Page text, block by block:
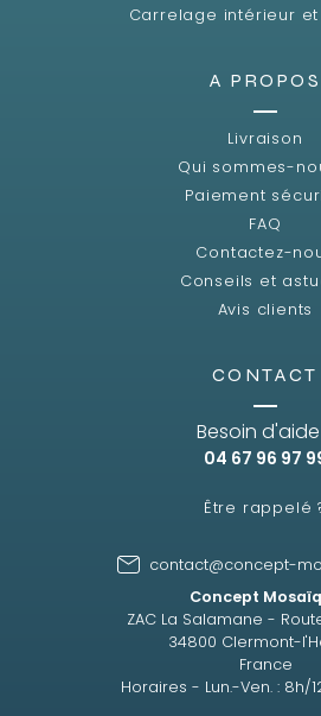
Carrelage intérieur
A PROPOS
Livraison
Qui sommes-
Paiement
FAQ
Contactez-
Conseils et
Avis clients
CONTACT
Besoin
04 67 96 97
Être rappelé
contact@concept-
Concept
ZAC La Salamane -
34800 Clermont-
France
Horaires - Lun.-Ven. : 8h/